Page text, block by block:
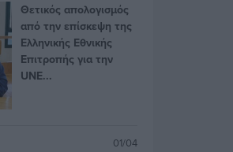
Θετικός απολογισμός
από την επίσκεψη της
Ελληνικής Εθνικής
Επιτροπής για την
UNE...
01/04